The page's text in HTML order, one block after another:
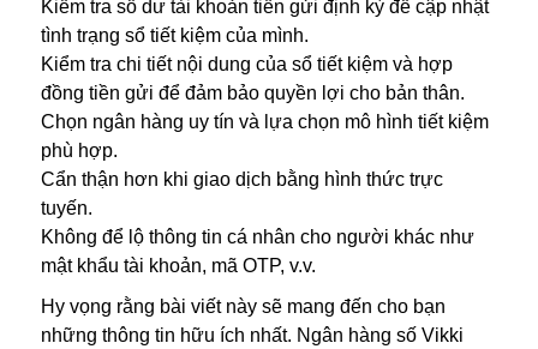
Kiểm tra số dư tài khoản tiền gửi định kỳ để cập nhật
tình trạng sổ tiết kiệm của mình.
Kiểm tra chi tiết nội dung của sổ tiết kiệm và hợp
đồng tiền gửi để đảm bảo quyền lợi cho bản thân.
Chọn ngân hàng uy tín và lựa chọn mô hình tiết kiệm
phù hợp.
Cẩn thận hơn khi giao dịch bằng hình thức trực
tuyến.
Không để lộ thông tin cá nhân cho người khác như
mật khẩu tài khoản, mã OTP, v.v.
Hy vọng rằng bài viết này sẽ mang đến cho bạn
những thông tin hữu ích nhất. Ngân hàng số Vikki